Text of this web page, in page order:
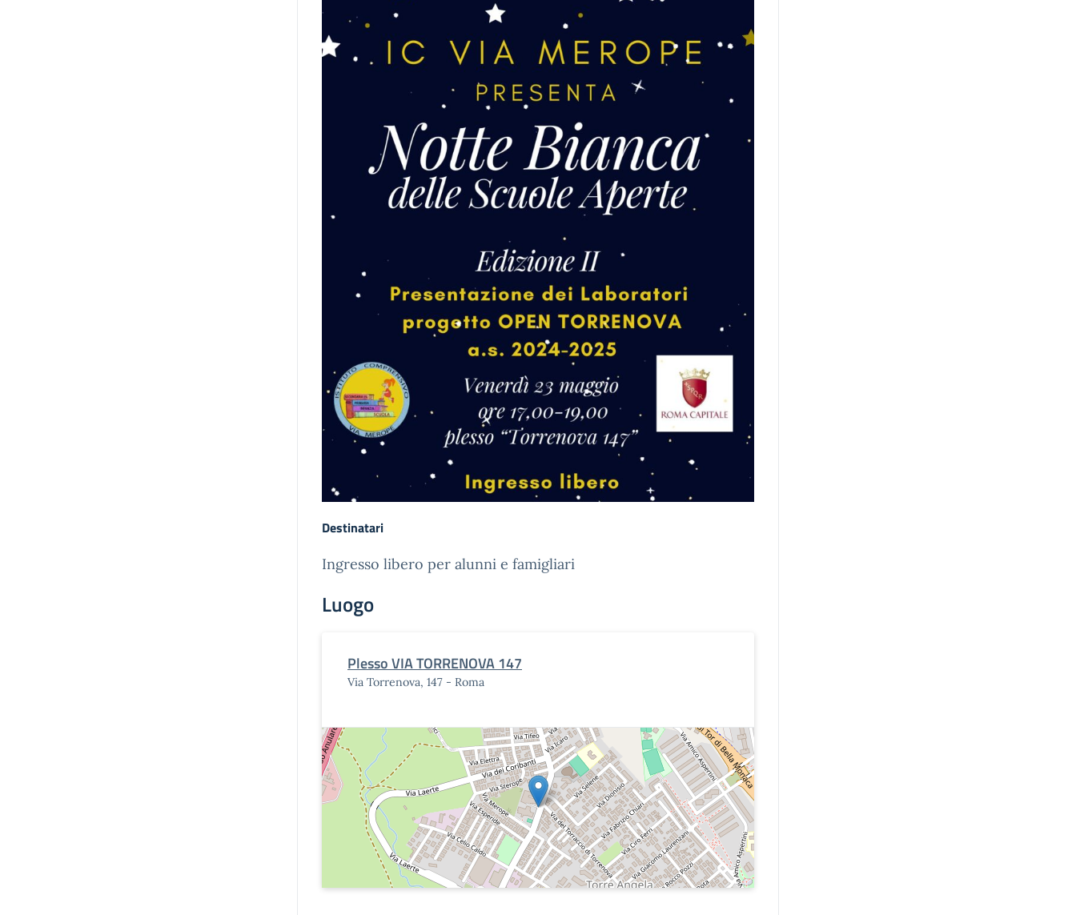
Destinatari
Ingresso libero per alunni e famigliari
Luogo
Plesso VIA TORRENOVA 147
Via Torrenova, 147 - Roma